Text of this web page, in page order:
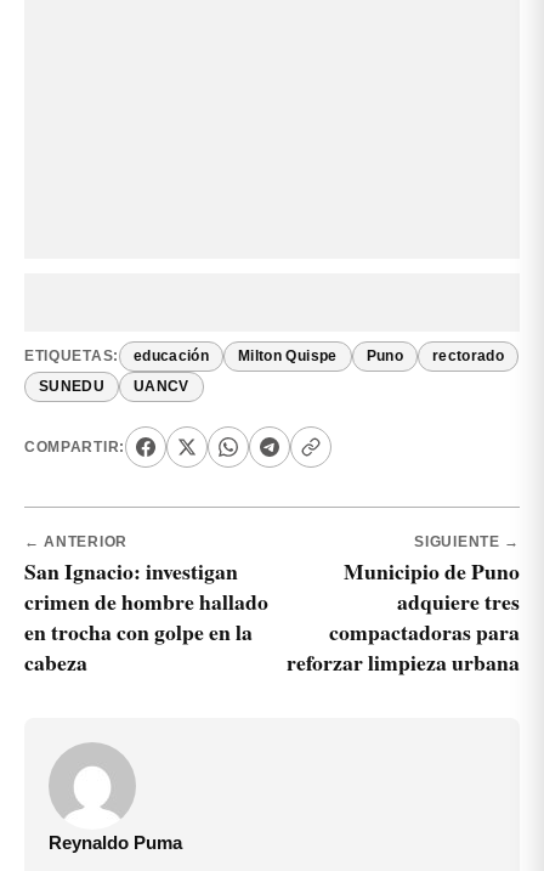
ETIQUETAS: educación Milton Quispe Puno rectorado
SUNEDU UANCV
COMPARTIR:
← ANTERIOR
San Ignacio: investigan
crimen de hombre hallado
en trocha con golpe en la
cabeza
SIGUIENTE →
Municipio de Puno
adquiere tres
compactadoras para
reforzar limpieza urbana
Reynaldo Puma